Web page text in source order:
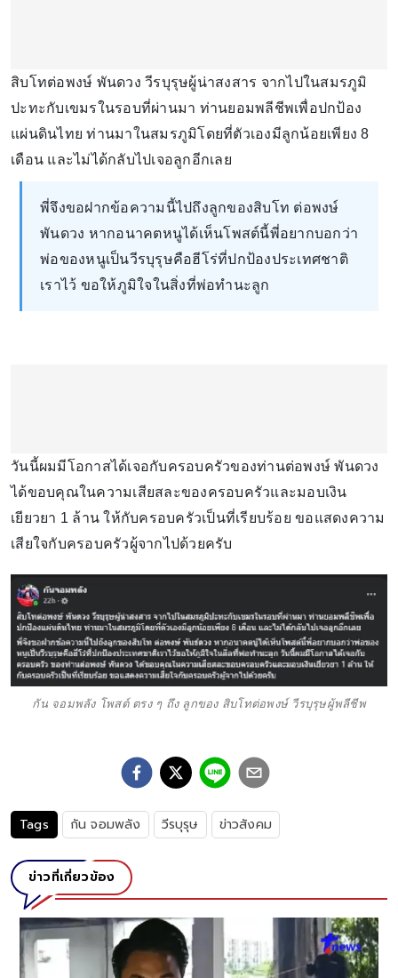
สิบโทต่อพงษ์ พันดวง วีรบุรุษผู้น่าสงสาร จากไปในสมรภูมิ
ปะทะกับเขมรในรอบที่ผ่านมา ท่านยอมพลีชีพเพื่อปกป้อง
แผ่นดินไทย ท่านมาในสมรภูมิโดยที่ตัวเองมีลูกน้อยเพียง 8
เดือน และไม่ได้กลับไปเจอลูกอีกเลย
พี่จึงขอฝากข้อความนี้ไปถึงลูกของสิบโท ต่อพงษ์
พันดวง หากอนาคตหนูได้เห็นโพสต์นี้พี่อยากบอกว่า
พ่อของหนูเป็นวีรบุรุษคือฮีโร่ที่ปกป้องประเทศชาติ
เราไว้ ขอให้ภูมิใจในสิ่งที่พ่อทำนะลูก
วันนี้ผมมีโอกาสได้เจอกับครอบครัวของท่านต่อพงษ์ พันดวง
ได้ขอบคุณในความเสียสละของครอบครัวและมอบเงิน
เยียวยา 1 ล้าน ให้กับครอบครัวเป็นที่เรียบร้อย ขอแสดงความ
เสียใจกับครอบครัวผู้จากไปด้วยครับ
กัน จอมพลัง โพสต์ ตรง ๆ ถึง ลูกของ สิบโทต่อพงษ์ วีรบุรุษผู้พลีชีพ
Tags กัน จอมพลัง วีรบุรุษ ข่าวสังคม
ข่าวที่เกี่ยวข้อง